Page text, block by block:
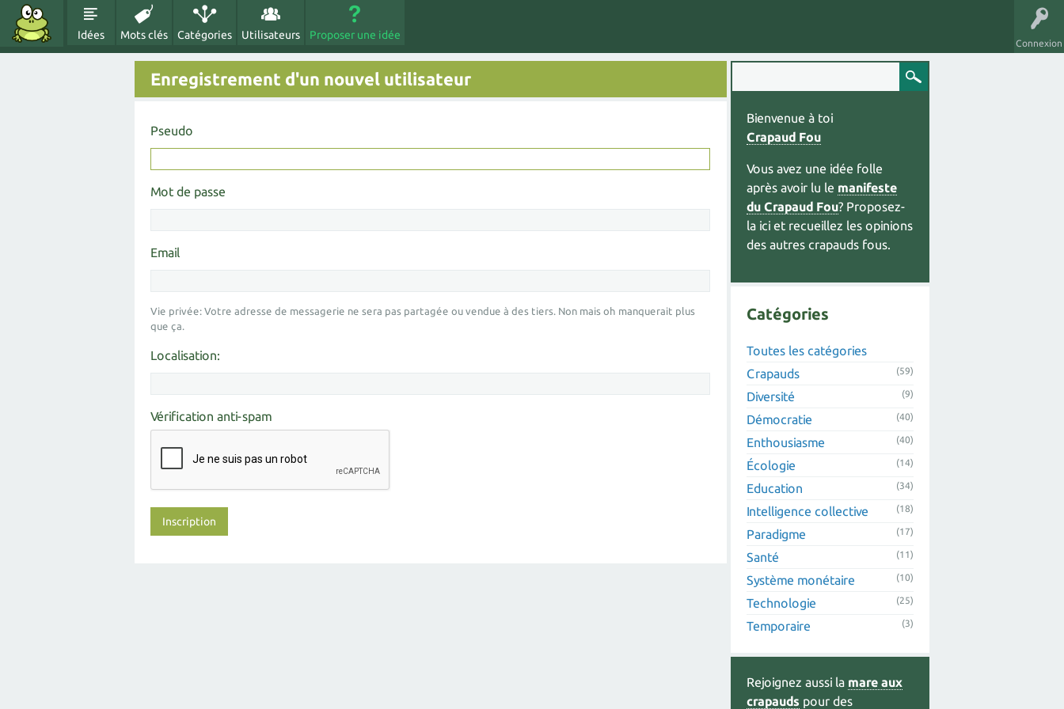
Connexion
Idées Mots clés Catégories Utilisateurs Proposer une idée
Enregistrement d'un nouvel utilisateur
Pseudo
Mot de passe
Email
Vie privée: Votre adresse de messagerie ne sera pas partagée ou vendue à des tiers. Non mais oh manquerait plus
que ça.
Localisation:
Vérification anti-spam
Bienvenue à toi
Crapaud Fou
Vous avez une idée folle
après avoir lu le manifeste
du Crapaud Fou? Proposez-
la ici et recueillez les opinions
des autres crapauds fous.
Catégories
Toutes les catégories
Crapauds
(59)
Diversité (9)
Démocratie (40)
Enthousiasme (40)
Écologie (14)
Education (34)
Intelligence collective (18)
Paradigme (17)
Santé (11)
Système monétaire (10)
Technologie (25)
Temporaire (3)
Rejoignez aussi la mare aux
crapauds pour des